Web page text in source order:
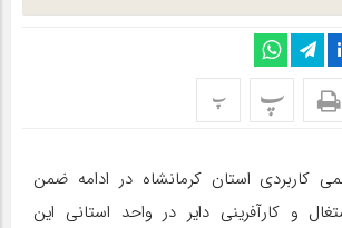
پ پ
کاربردی استان کرمانشاه در ادامه ضمن
و کارآفرینی دایر در واحد استانی این